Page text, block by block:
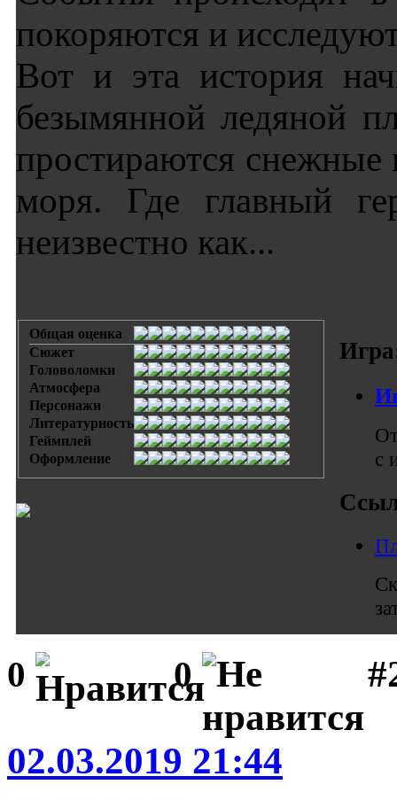
покоряются и
Вот и эта история
безымянной ледяной
простираются
моря. Где главный
неизвестно как...
Общая оценка
Сюжет
Головоломки
Атмосфера
Персонажи
Литературность
Геймплей
Оформление
с
0 0
02.03.2019 21:44